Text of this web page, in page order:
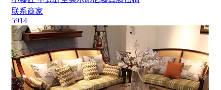
联系商家
5914